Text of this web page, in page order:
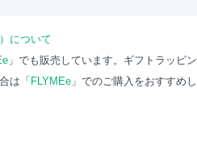
について
」でも販売しています。ギフトラッピン
は「 FLYMEe 」でのご購入をおすすめし